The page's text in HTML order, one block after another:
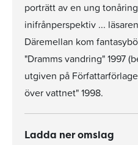
porträtt av en ung
inifrånperspektiv ...
Däremellan kom
"Dramms vandring" 1997
utgiven på
över vattnet" 1998.
Ladda ner omslag